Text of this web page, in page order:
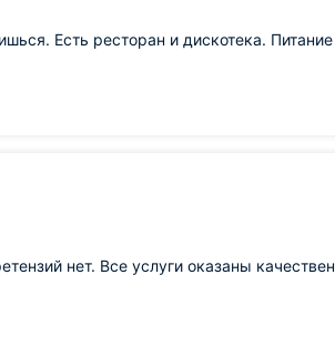
Есть ресторан и дискотека.
нет. Все услуги оказаны